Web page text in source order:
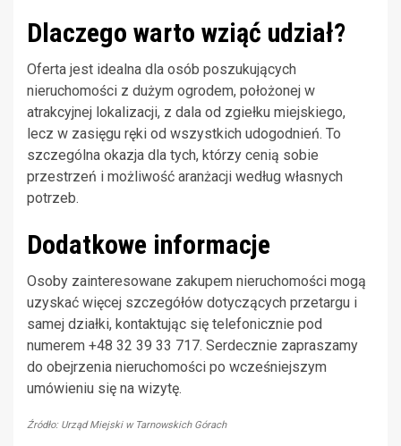
Dlaczego warto wziąć udział?
Oferta jest idealna dla osób poszukujących
nieruchomości z dużym ogrodem, położonej w
atrakcyjnej lokalizacji, z dala od zgiełku miejskiego,
lecz w zasięgu ręki od wszystkich udogodnień. To
szczególna okazja dla tych, którzy cenią sobie
przestrzeń i możliwość aranżacji według własnych
potrzeb.
Dodatkowe informacje
Osoby zainteresowane zakupem nieruchomości mogą
uzyskać więcej szczegółów dotyczących przetargu i
samej działki, kontaktując się telefonicznie pod
numerem +48 32 39 33 717. Serdecznie zapraszamy
do obejrzenia nieruchomości po wcześniejszym
umówieniu się na wizytę.
Źródło: Urząd Miejski w Tarnowskich Górach